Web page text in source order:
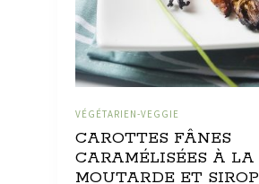
VÉGÉTARIEN-VEGGIE
CAROTTES FÂNES
CARAMÉLISÉES À LA
MOUTARDE ET SIROP